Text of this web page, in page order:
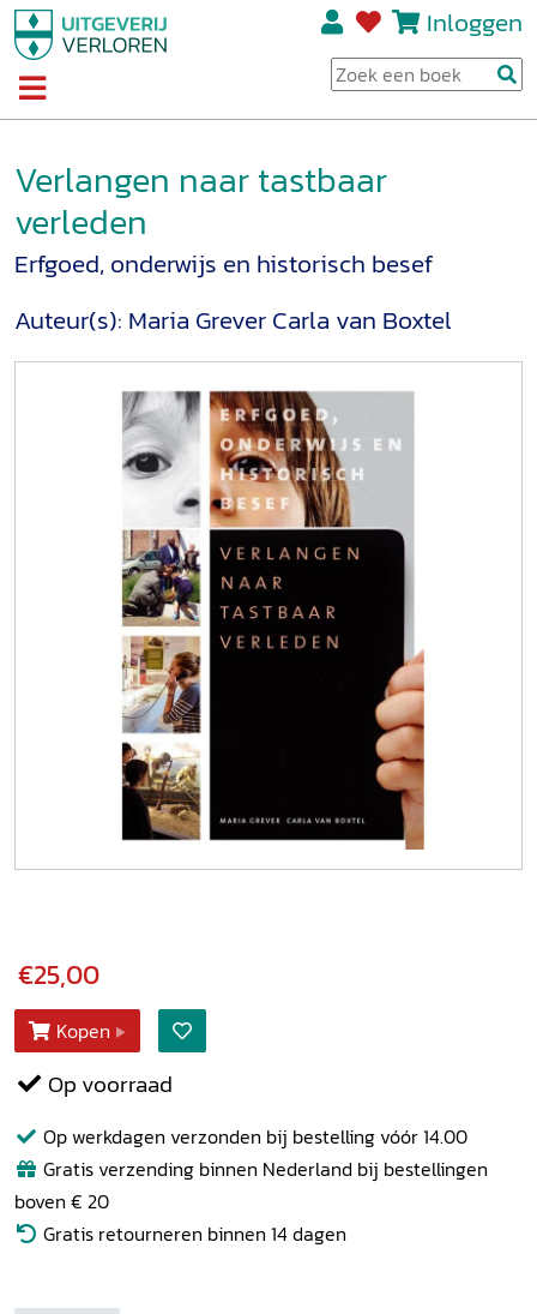
Inloggen
Verlangen naar tastbaar
verleden
Erfgoed, onderwijs en historisch besef
Auteur(s): Maria GreverCarla van Boxtel
€25,00
Kopen
Op voorraad
Op werkdagen verzonden bij bestelling vóór 14.00
Gratis verzending binnen Nederland bij bestellingen
boven € 20
Gratis retourneren binnen 14 dagen